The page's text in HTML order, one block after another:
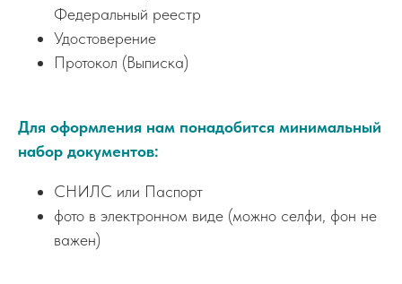
Федеральный реестр
Удостоверение
Протокол (Выписка)
Для оформления нам понадобится минимальный
набор документов:
СНИЛС или Паспорт
фото в электронном виде (можно селфи, фон не
важен)